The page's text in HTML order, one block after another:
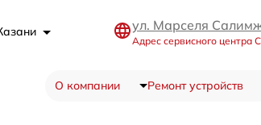
ул. Марселя
Адрес сервисного центра
О компании Ремонт устройств